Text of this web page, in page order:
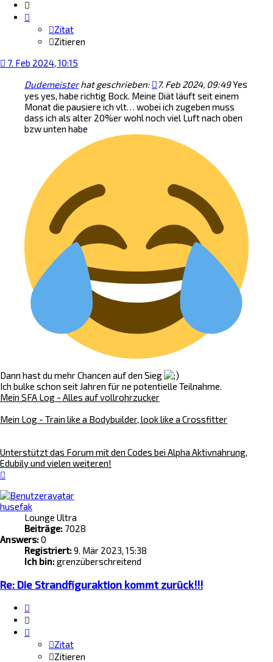
Zitat
Zitieren
7. Feb 2024, 10:15
Dudemeisterhat geschrieben: 7. Feb 2024, 09:49Yes
yes yes, habe richtig Bock. Meine Diät läuft seit einem
Monat die pausiere ich vlt… wobei ich zugeben muss
dass ich als alter 20%er wohl noch viel Luft nach oben
bzw unten habe
Dann hast du mehr Chancen auf den Sieg
Ich bulke schon seit Jahren für ne potentielle Teilnahme.
Mein SFA Log - Alles auf vollrohrzucker
Mein Log - Train like a Bodybuilder, look like a Crossfitter
Unterstützt das Forum mit den Codes bei Alpha Aktivnahrung,
Edubily und vielen weiteren!
husefak
Lounge Ultra
Beiträge: 7028
Answers:0
Registriert:9. Mär 2023, 15:38
Ich bin:grenzüberschreitend
Re: Die Strandfiguraktion kommt zurück!!!
Zitat
Zitieren